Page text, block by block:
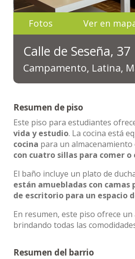
Fotos Ver en
Calle de Seseña, 37
Campamento, Latina,
Resumen de piso
Este piso para estudiantes
vida y estudio. La cocina está
cocina para un almacenamiento
con cuatro sillas para comer
El baño incluye un plato de
están amuebladas con
de escritorio para un espacio
En resumen, este piso ofrece
brindando todas las
Resumen del barrio